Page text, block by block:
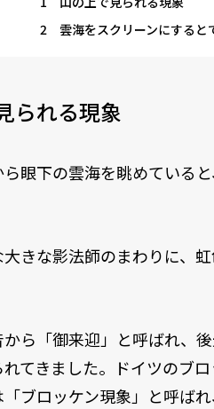
2
雲海をスクリーンにすると
られる現象
眼下の雲海を眺めている
きな影法師のまわりに、
から「御来迎」と呼ばれ、
てきました。ドイツのブ
ブロッケン現象」と呼ば